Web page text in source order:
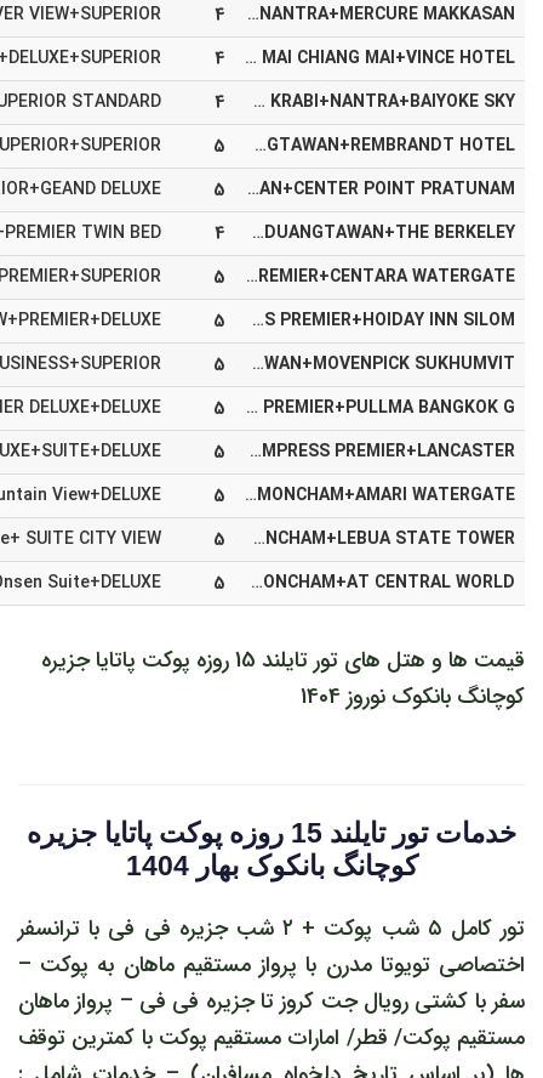
ANDAMAN EMBRACE+PHI PHI CLIFF BEACH+DEEVANA PLAZA AONANG+NANTRA+MERCURE MAKKASAN
4
ROYAL PARADISE +IBIZA HOUSE+GLOW AO NANG+LA MAI CHIANG MAI+VINCE HOTEL
4
DUANGJITT RESORT+ERAWAN PALMS RESORT+DEEVANA KRABI+NANTRA+BAIYOKE SKY
4
M SOCIAL+THE BEACH RESORT+CHADA RESORT+DUANGTAWAN+REMBRANDT HOTEL
5
OCEANFRONT BEACH*+THE BEACH RESORT+AVANI AO NANG CLIFF +DUANGTAWAN+CENTER POINT PRATUNAM
5
THE KEE RESORT+COCO BEACH RESORT+DEEVANA PLAZA AONANG+DUANGTAWAN+THE BERKELEY
4
PHUKET GRACELAND +IBIZA HOUSE+DUSIT THANI KRABI+THE EMPRESS PREMIER+CENTARA WATERGATE
5
GRAND MERCURE+THE BEACH RESORT+AVANI AO NANG CLIFF +THE EMPRESS PREMIER+HOIDAY INN SILOM
5
DIAMOND CLIFF+THE BEACH RESORT+AMARI VOGUE+DUANGTAWAN+MOVENPICK SUKHUMVIT
5
MANDARAVA KARON+PHI PHI NATRUAL +CENTARA GRAND BEACH+THE EMPRESS PREMIER+PULLMA BANGKOK G
5
AVISTA HIDEAWAY+ERAWAN PALMS RESORT+AMARI VOGUE+THE EMPRESS PREMIER+LANCASTER
5
FOUR POINT SHERATON+THE BEACH RESORT+AVANI AO NANG CLIFF +ONSEN AT MONCHAM+AMARI WATERGATE
5
HYATT REGENCY +THE BEACH RESORT+CENTARA GRAND BEACH+ONSEN AT MONCHAM+LEBUA STATE TOWER
5
CENTARA GRAND BEACH +COCO BEACH RESORT+AMARI VOGUE+ONSEN AT MONCHAM+AT CENTRAL WORLD
5
قیمت ها و هتل های تور تایلند 15 روزه پوکت پاتایا جزیره
کوچانگ بانکوک نوروز 1404
خدمات تور تایلند 15 روزه پوکت پاتایا جزیره
کوچانگ بانکوک بهار 1404
تور کامل ۵ شب پوکت + ۲ شب جزیره فی فی با ترانسفر
اختصاصی تویوتا مدرن با پرواز مستقیم ماهان به پوکت –
سفر با کشتی رویال جت کروز تا جزیره فی فی – پرواز ماهان
مستقیم پوکت/ قطر/ امارات مستقیم پوکت با کمترین توقف